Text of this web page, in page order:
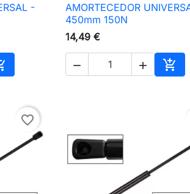
-
ao carrinho
 Vista rápida
AMORTECEDOR
450mm 150N
14,49 €
  
favorite_border